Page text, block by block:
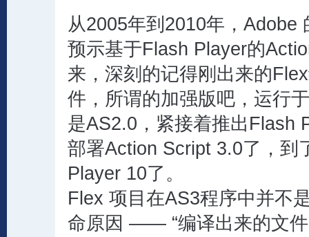
从2005年到2010年，Adobe
预示基于Flash Player的
来，深刻的记得刚出来的
件，所谓的加强版吧，运行
是AS2.0，紧接着推出Flash
部署Action Script 3.0了，到
Player 10了。
Flex 项目在AS3程序中并不
命原因 —— “编译出来的文